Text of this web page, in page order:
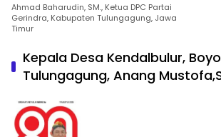
Ahmad Baharudin, SM., Ketua DPC Partai
Gerindra, Kabupaten Tulungagung, Jawa
Timur
Kepala Desa Kendalbulur,
Tulungagung, Anang